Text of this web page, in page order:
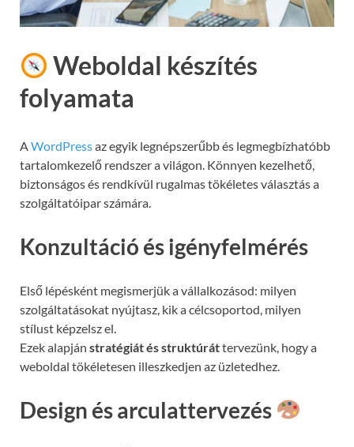
Weboldal készítés
folyamata
AWordPressaz egyik legnépszerűbb és legmegbízhatóbb
tartalomkezelő rendszer a világon. Könnyen kezelhető,
biztonságos és rendkívül rugalmas tökéletes választás a
szolgáltatóipar számára.
Konzultáció és igényfelmérés
Első lépésként megismerjük a vállalkozásod: milyen
szolgáltatásokat nyújtasz, kik a célcsoportod, milyen
stílust képzelsz el.
Ezek alapján stratégiát és struktúráttervezünk, hogy a
weboldal tökéletesen illeszkedjen az üzletedhez.
Design és arculattervezés